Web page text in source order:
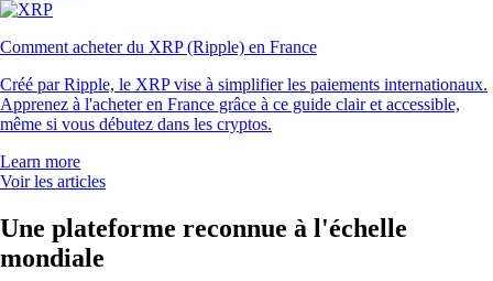
Comment acheter du XRP (Ripple) en France
Créé par Ripple, le XRP vise à simplifier les paiements internationaux.
Apprenez à l'acheter en France grâce à ce guide clair et accessible,
même si vous débutez dans les cryptos.
Learn more
Voir les articles
Une plateforme reconnue à l'échelle
mondiale